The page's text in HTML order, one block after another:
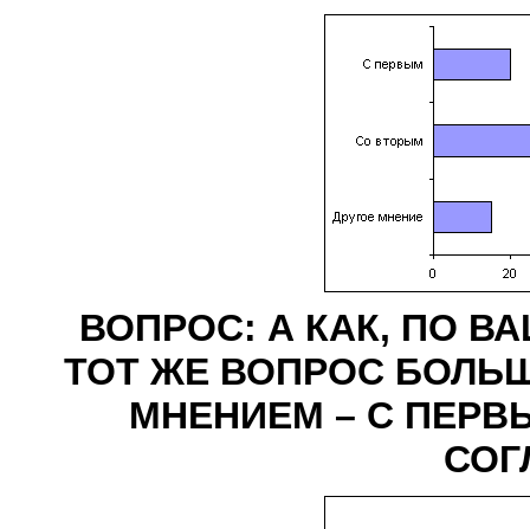
ВОПРОС: А КАК, ПО
ТОТ ЖЕ ВОПРОС
МНЕНИЕМ – С